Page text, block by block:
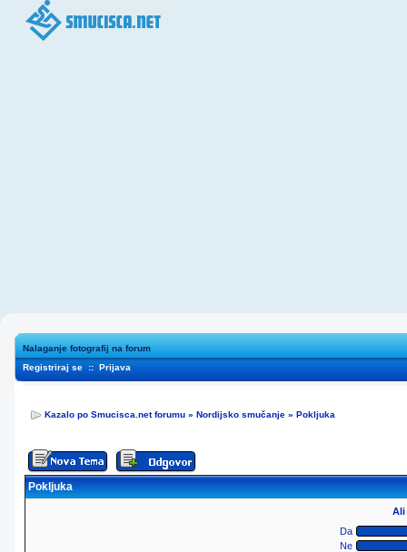
Nalaganje fotografij na forum
Registriraj se :: Prijava
Kazalo po Smucisca.net forumu » Nordijsko smučanje » Pokljuka
Pokljuka
Ali
Da
Ne